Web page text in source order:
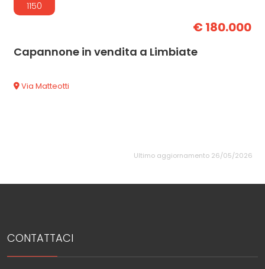
1150
€ 180.000
Capannone in vendita a Limbiate
Via Matteotti
Ultimo aggiornamento 26/05/2026
CONTATTACI